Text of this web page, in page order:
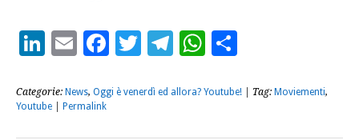
LinkedIn
EmailFacebook
Twitter
Telegram
WhatsApp
Categorie: News, Oggi è venerdì ed allora? Youtube! | Tag: Moviementi,
Youtube
Permalink